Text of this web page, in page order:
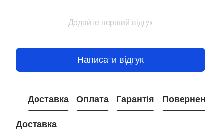
Додайте перший відгук
Написати відгук
Доставка Оплата Гарантія Повернення
Доставка